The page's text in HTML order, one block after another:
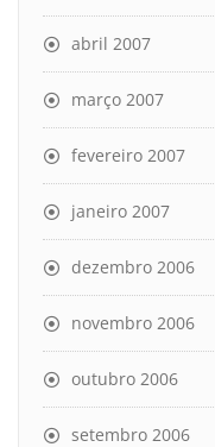
abril 2007
março 2007
fevereiro 2007
janeiro 2007
dezembro 2006
novembro 2006
outubro 2006
setembro 2006